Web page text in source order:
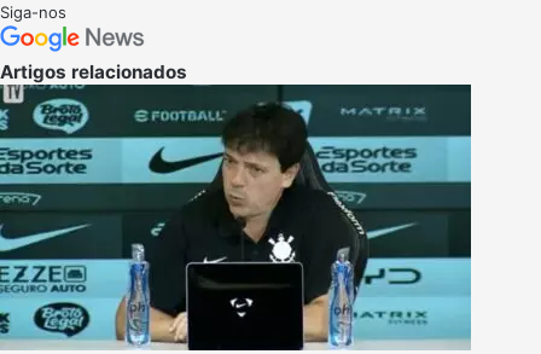
Siga-nos
Artigos relacionados